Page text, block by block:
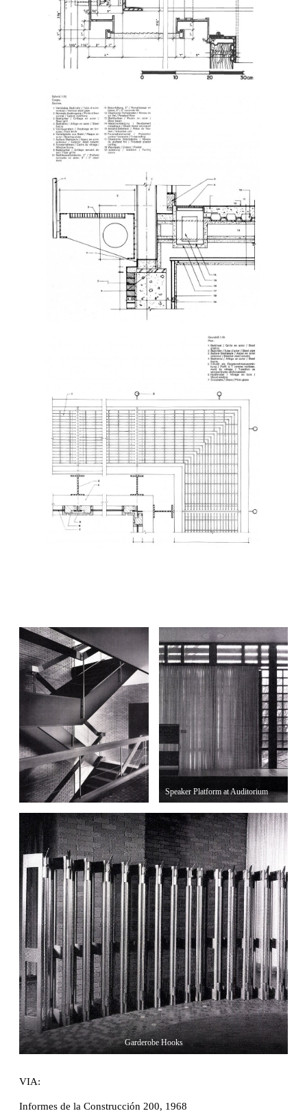
Speaker Platform at Auditorium
Garderobe Hooks
VIA:
Informes de la Construcción 200, 1968